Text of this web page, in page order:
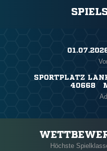
SPORTPLATZ
40668
Höchste